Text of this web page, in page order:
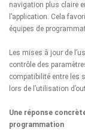
navigation plus claire
l’application. Cela
équipes de
Les mises à jour de
contrôle des
compatibilité entre les
lors de l’utilisation
Une réponse
programmation